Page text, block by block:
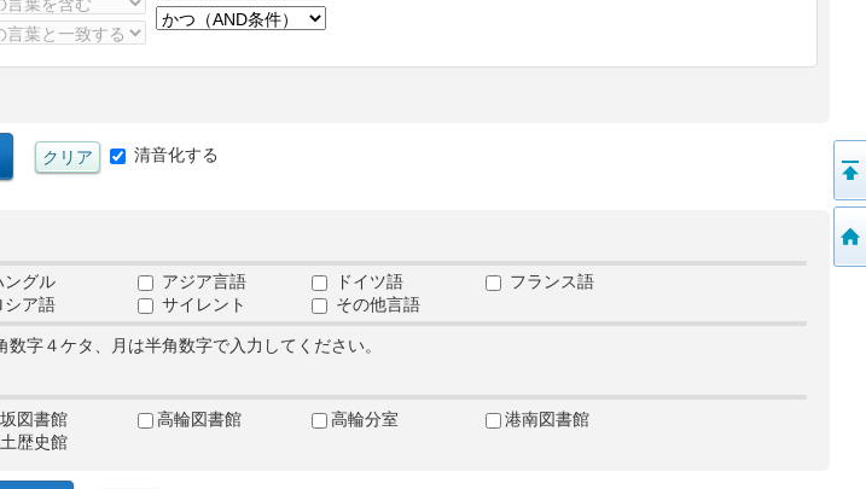
清音化する
ングル アジア言語 ドイツ語
フランス語
シア語 サイレント
その他言語
字４ケタ、月は半角数字で入力してください。
図書館 高輪図書館 高輪分室
港南図書館
歴史館